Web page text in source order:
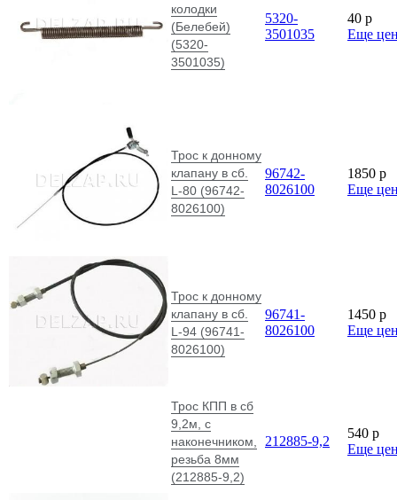
колодки
(Белебей)
(5320-
3501035)
5320-
3501035
40 p
Еще
Трос к донному
клапану в сб.
L-80 (96742-
8026100)
96742-
8026100
1850 p
Еще
Трос к донному
клапану в сб.
L-94 (96741-
8026100)
96741-
8026100
1450 p
Еще
Трос КПП в сб
9,2м, с
наконечником,
резьба 8мм
(212885-9,2)
212885-9,2
540 p
Еще